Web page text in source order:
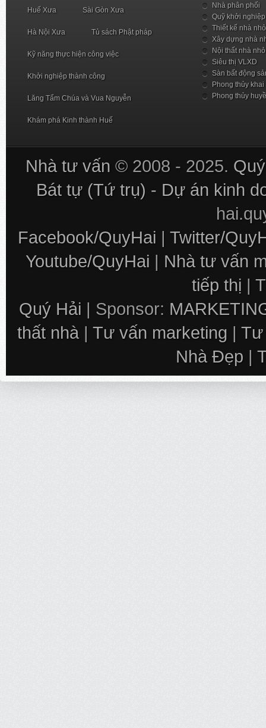
Huế Xưa Sài Gòn Xưa
Hà Nội Xưa Tủ sách Phật pháp
Kỹ năng thực hiện công việc
Khởi nghiệp thành công
Lăng Tẩm Chúa và Vua Nguyễn
Khám phá Kinh thành Huế
Nhà phân phối
Quỹ khởi nghiệp
Thiết kế nhà nhỏ
Xây dựng nhà
Nội thất nhà nhỏ
Siêu thị VLXD
Sàn bất động
Phong thủy khai
Phong thủy
Nhà tư vấn © 2008 - 2025.
Bát tự (Tứ trụ) - Dự án kinh
Facebook/QuyHai | Twitter/
Youtube/QuyHai | Nhà tư vấn
tiếp thị |
Quý Hải | Sponsor:
thất nhà | Tư vấn marketing | Tư
Nhà Đẹp |